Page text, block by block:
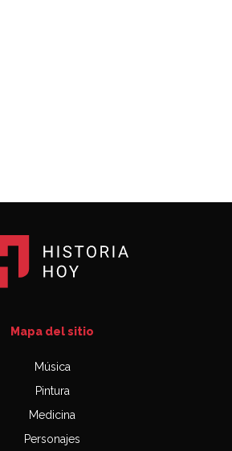
Mapa del sitio
Música
Pintura
Medicina
Personajes